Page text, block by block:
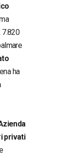
7.820
ha
privati